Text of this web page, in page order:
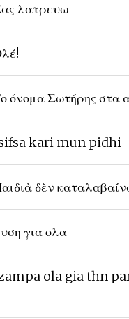
λατρευω
όνομα Σωτήρης στα
kari mun pidhi
δὲν
για ολα
ola gia thn